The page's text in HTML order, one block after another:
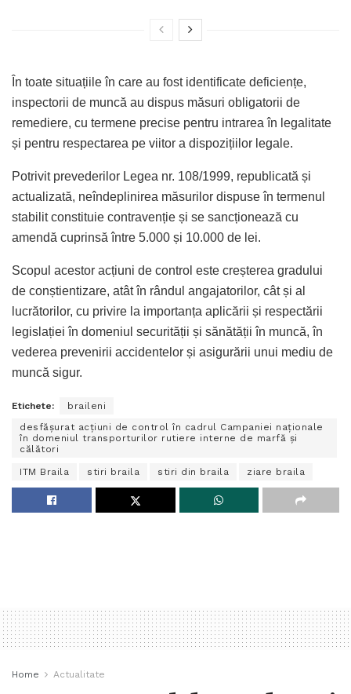
În toate situațiile în care au fost identificate deficiențe,
inspectorii de muncă au dispus măsuri obligatorii de
remediere, cu termene precise pentru intrarea în legalitate
și pentru respectarea pe viitor a dispozițiilor legale.
Potrivit prevederilor Legea nr. 108/1999, republicată și
actualizată, neîndeplinirea măsurilor dispuse în termenul
stabilit constituie contravenție și se sancționează cu
amendă cuprinsă între 5.000 și 10.000 de lei.
Scopul acestor acțiuni de control este creșterea gradului
de conștientizare, atât în rândul angajatorilor, cât și al
lucrătorilor, cu privire la importanța aplicării și respectării
legislației în domeniul securității și sănătății în muncă, în
vederea prevenirii accidentelor și asigurării unui mediu de
muncă sigur.
Etichete:
braileni
desfășurat acțiuni de control în cadrul Campaniei naționale
în domeniul transporturilor rutiere interne de marfă și
călători
ITM Braila stiri braila stiri din braila ziare braila
Home Actualitate